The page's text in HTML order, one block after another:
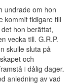
undrade om hon
kommit tidigare till
hon berättat,
vecka till. G.R.P.
skulle sluta på
och
i dålig dager.
anledning av vad